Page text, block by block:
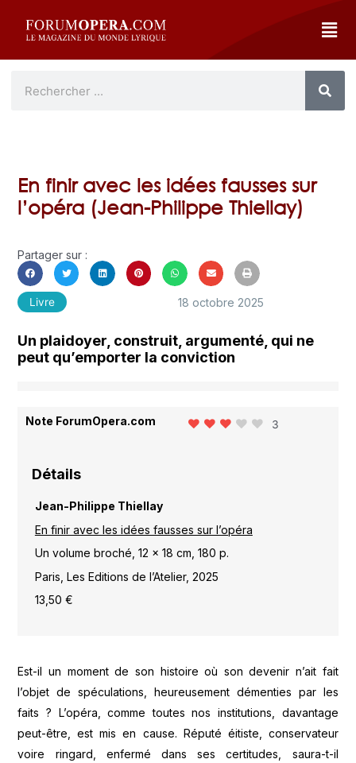
En finir avec les idées fausses sur
l’opéra (Jean-Philippe Thiellay)
Partager sur :
Livre 18 octobre 2025
Un plaidoyer, construit, argumenté, qui ne
peut qu’emporter la conviction
Note ForumOpera.com 3
Détails
Jean-Philippe Thiellay
En finir avec les idées fausses sur l’opéra
Un volume broché, 12 x 18 cm, 180 p.
Paris, Les Editions de l’Atelier, 2025
13,50 €
Est-il un moment de son histoire où son devenir n’ait fait
l’objet de spéculations, heureusement démenties par les
faits ? L’opéra, comme toutes nos institutions, davantage
peut-être, est mis en cause. Réputé éitiste, conservateur
voire ringard, enfermé dans ses certitudes, saura-t-il